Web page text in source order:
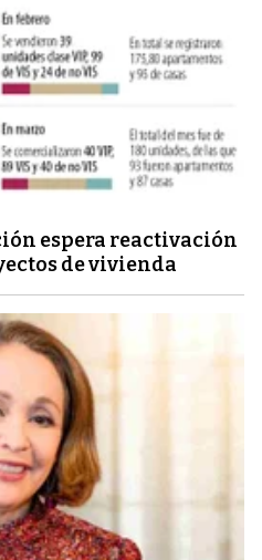
espera reactivación
de vivienda